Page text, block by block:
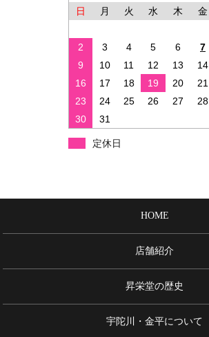
日
月 火 水 木 金
2
3 4 5 6 7
9
10 11 12 13 14
16
17 18 19 20 21
23
24 25 26 27 28
30
31
定休日
HOME
店舗紹介
昇栄堂の歴史
宇陀川・金平について